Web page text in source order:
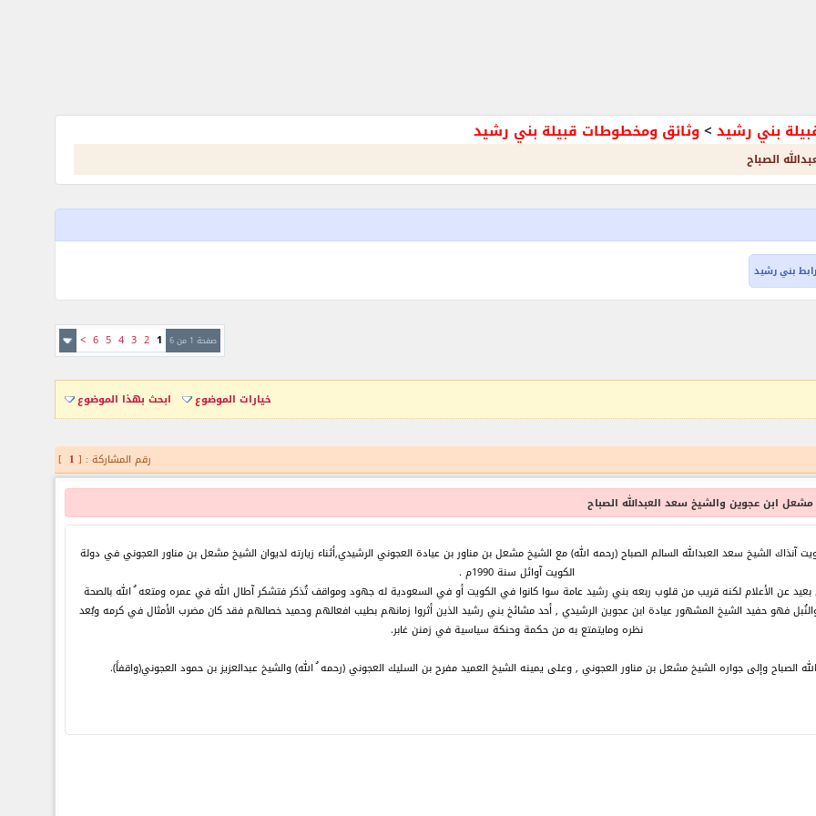
بني رشيد >وثائق ومخطوطات قبيلة بني رشيد
الصباح
بني رشيد
صفحة 1 من 6 1
2
3
4
5
6
>
خيارات الموضوع ابحث بهذا الموضوع
رقم المشاركة : [ 1
]
ابن عجوين والشيخ سعد العبدالله الصباح
آنذاك الشيخ سعد العبدالله السالم الصباح (رحمه الله) مع الشيخ مشعل بن مناور بن عيادة العجوني الرشيدي,أثناء زيارته لديوان الشيخ مشعل بن مناور العجوني في دولة
الكويت آوائل سنة 1990م .
عن الأعلام لكنه قريب من قلوب ربعه بني رشيد عامة سوا كانوا في الكويت أو في السعودية له جهود ومواقف تُذكر فتشكر آطال الله في عمره ومتعه ُ الله بالصحة
والنُبل فهو حفيد الشيخ المشهور عيادة ابن عجوين الرشيدي , أحد مشائخ بني رشيد الذين أثروا زمانهم بطيب افعالهم وحميد خصالهم فقد كان مضرب الأمثال في كرمه وبُعد
نظره ومايتمتع به من حكمة وحنكة سياسية في زمنن غابر.
الصباح وإلى جواره الشيخ مشعل بن مناور العجوني , وعلى يمينه الشيخ العميد مفرح بن السليك العجوني (رحمه ُ الله) والشيخ عبدالعزيز بن حمود العجوني(واقفاً).